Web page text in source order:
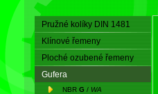
Pružné kolíky DIN 1481
Klínové řemeny
Ploché ozubené řemeny
Gufera
NBR G / WA